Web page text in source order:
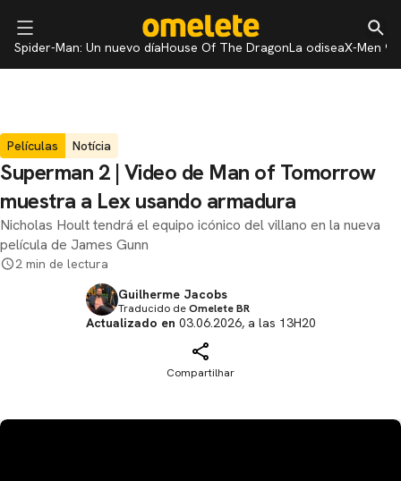
Spider-Man: Un nuevo díaHouse Of The DragonLa odiseaX-Men 97
Películas Notícia
Superman 2 | Video de Man of Tomorrow
muestra a Lex usando armadura
Nicholas Hoult tendrá el equipo icónico del villano en la nueva
película de James Gunn
2 min de lectura
Guilherme Jacobs
Traducido deOmelete BR
Actualizado en 03.06.2026, a las 13H20
Compartilhar